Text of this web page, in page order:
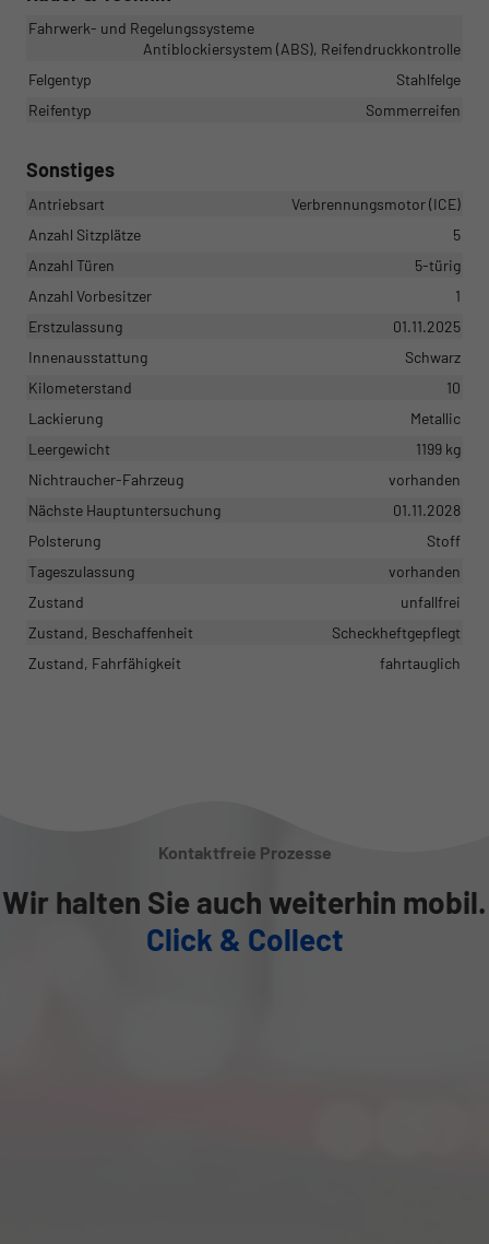
Fahrwerk- und Regelungssysteme
Antiblockiersystem (ABS), Reifendruckkontrolle
Felgentyp
Stahlfelge
Reifentyp
Sommerreifen
Sonstiges
Antriebsart
Verbrennungsmotor (ICE)
Anzahl Sitzplätze
5
Anzahl Türen
5-türig
Anzahl Vorbesitzer
1
Erstzulassung
01.11.2025
Innenausstattung
Schwarz
Kilometerstand
10
Lackierung
Metallic
Leergewicht
1199 kg
Nichtraucher-Fahrzeug
vorhanden
Nächste Hauptuntersuchung
01.11.2028
Polsterung
Stoff
Tageszulassung
vorhanden
Zustand
unfallfrei
Zustand, Beschaffenheit
Scheckheftgepflegt
Zustand, Fahrfähigkeit
fahrtauglich
Kontaktfreie Prozesse
Wir halten Sie auch weiterhin mobil.
Click & Collect